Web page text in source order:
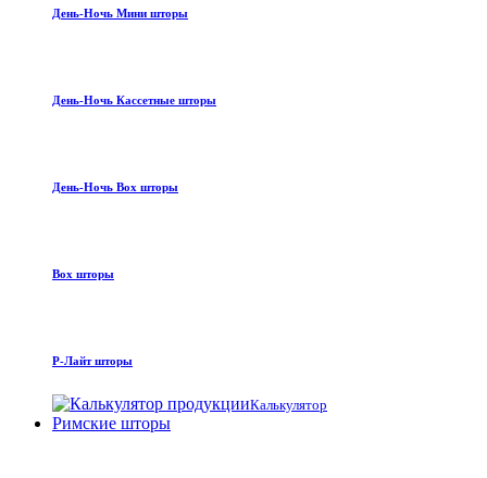
День-Ночь Мини шторы
День-Ночь Кассетные шторы
День-Ночь Box шторы
Box шторы
Р-Лайт шторы
Калькулятор
Римские шторы